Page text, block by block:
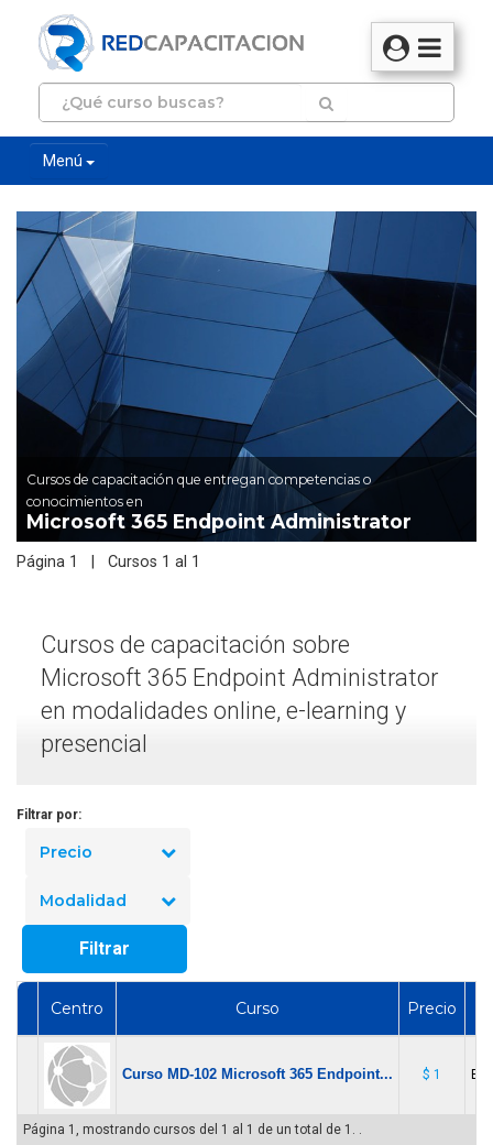
Menú
Cursos de capacitación que entregan competencias o
conocimientos en
Microsoft 365 Endpoint Administrator
Página 1 | Cursos 1 al 1
Cursos de capacitación sobre
Microsoft 365 Endpoint Administrator
en modalidades online, e-learning y
presencial
Filtrar por:
Precio
Modalidad
Filtrar
Centro Curso Precio
Curso MD-102 Microsoft 365 Endpoint... $ 1 E-
Página 1, mostrando cursos del 1 al 1 de un total de 1. .